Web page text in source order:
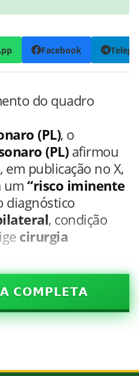
Facebook
do quadro
(PL), o
(PL)afirmou
em publicação no X,
um“risco iminente
diagnóstico
, condição
cirurgia
𝗖𝗢𝗠𝗣𝗟𝗘𝗧𝗔